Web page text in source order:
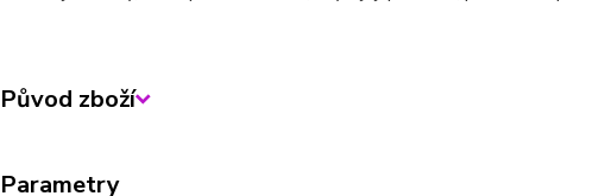
Původ zboží
Parametry